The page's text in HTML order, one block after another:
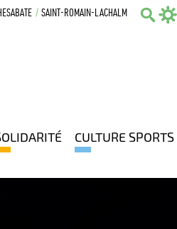
SAINT-ROMAIN-LACHALM
CULTURE SPORTS